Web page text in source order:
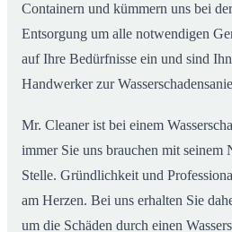
Containern und kümmern uns bei
Entsorgung um alle notwendigen
auf Ihre Bedürfnisse ein und sind
Handwerker zur
Mr. Cleaner ist bei einem
immer Sie uns brauchen mit
Stelle. Gründlichkeit und
am Herzen. Bei uns erhalten Sie
um die Schäden durch einen